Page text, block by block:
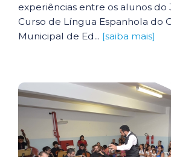
experiências entre os alunos do
Curso de Língua Espanhola do
Municipal de Ed... [saiba mais]